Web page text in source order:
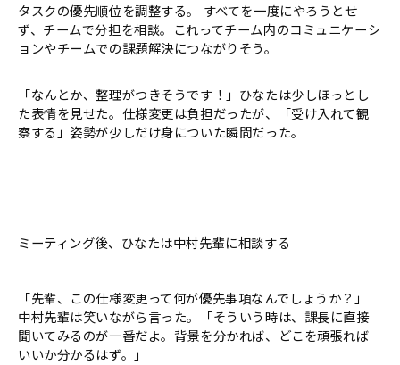
タスクの優先順位を調整する。 すべてを一度にやろうとせ
ず、チームで分担を相談。これってチーム内のコミュニケーシ
ョンやチームでの課題解決につながりそう。
「なんとか、整理がつきそうです！」ひなたは少しほっとし
た表情を見せた。仕様変更は負担だったが、「受け入れて観
察する」姿勢が少しだけ身についた瞬間だった。
ミーティング後、ひなたは中村先輩に相談する
「先輩、この仕様変更って何が優先事項なんでしょうか？」
中村先輩は笑いながら言った。「そういう時は、課長に直接
聞いてみるのが一番だよ。背景を分かれば、どこを頑張れば
いいか分かるはず。」